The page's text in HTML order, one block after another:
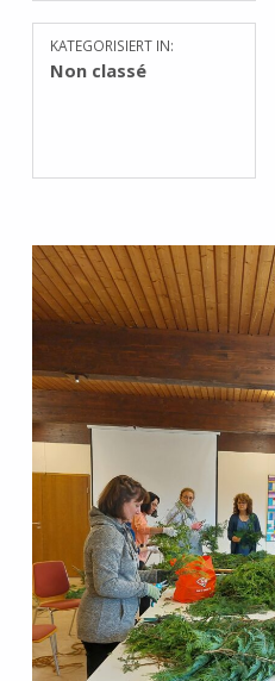
KATEGORISIERT IN:
Non classé